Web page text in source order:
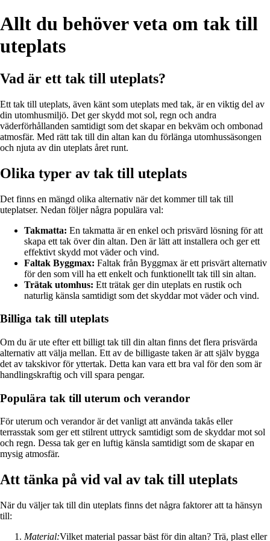
Allt du behöver veta om tak till
uteplats
Vad är ett tak till uteplats?
Ett tak till uteplats, även känt som uteplats med tak, är en viktig del av
din utomhusmiljö. Det ger skydd mot sol, regn och andra
väderförhållanden samtidigt som det skapar en bekväm och ombonad
atmosfär. Med rätt tak till din altan kan du förlänga utomhussäsongen
och njuta av din uteplats året runt.
Olika typer av tak till uteplats
Det finns en mängd olika alternativ när det kommer till tak till
uteplatser. Nedan följer några populära val:
Takmatta: En takmatta är en enkel och prisvärd lösning för att
skapa ett tak över din altan. Den är lätt att installera och ger ett
effektivt skydd mot väder och vind.
Faltak Byggmax: Faltak från Byggmax är ett prisvärt alternativ
för den som vill ha ett enkelt och funktionellt tak till sin altan.
Trätak utomhus: Ett trätak ger din uteplats en rustik och
naturlig känsla samtidigt som det skyddar mot väder och vind.
Billiga tak till uteplats
Om du är ute efter ett billigt tak till din altan finns det flera prisvärda
alternativ att välja mellan. Ett av de billigaste taken är att själv bygga
det av takskivor för yttertak. Detta kan vara ett bra val för den som är
handlingskraftig och vill spara pengar.
Populära tak till uterum och verandor
För uterum och verandor är det vanligt att använda takås eller
terrasstak som ger ett stilrent uttryck samtidigt som de skyddar mot sol
och regn. Dessa tak ger en luftig känsla samtidigt som de skapar en
mysig atmosfär.
Att tänka på vid val av tak till uteplats
När du väljer tak till din uteplats finns det några faktorer att ta hänsyn
till:
Material:Vilket material passar bäst för din altan? Trä, plast eller